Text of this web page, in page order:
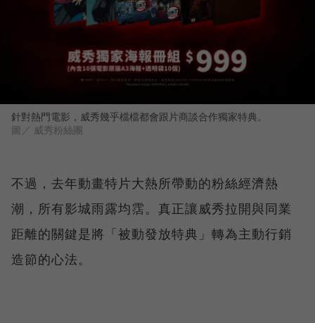
針對熱門電影，威秀幾乎檔檔都會跟片商談合作獨家特典。
圖／ 威秀粉絲團
不過，去年動畫特片大熱所帶動的粉絲經濟熱
潮，所有影城雨露均霑。真正讓威秀拉開與同業
距離的關鍵是將「被動發放特典」轉為主動行銷
造節的心法。